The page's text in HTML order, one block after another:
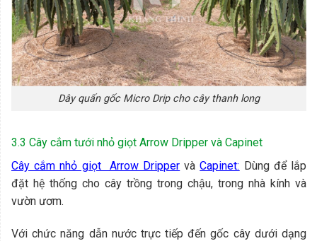
Dây quấn gốc Micro Drip cho cây thanh long
3.3 Cây cắm tưới nhỏ giọt Arrow Dripper và Capinet
Cây cắm nhỏ giọt Arrow Dripper vàCapinet: Dùng để lắp
đặt hệ thống cho cây trồng trong chậu, trong nhà kính và
vườn ươm.
Với chức năng dẫn nước trực tiếp đến gốc cây dưới dạng